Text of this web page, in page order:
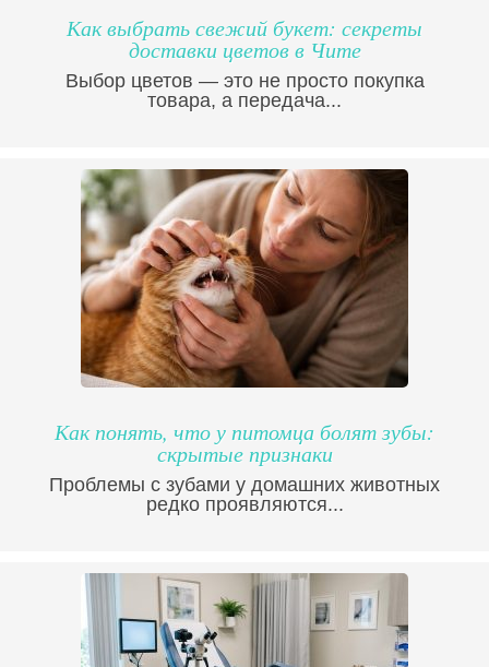
Как выбрать свежий букет: секреты
доставки цветов в Чите
Выбор цветов — это не просто покупка
товара, а передача...
Как понять, что у питомца болят зубы:
скрытые признаки
Проблемы с зубами у домашних животных
редко проявляются...